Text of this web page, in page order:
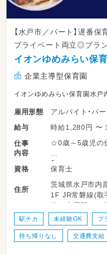
【水戸市／パート】遅番
プライベート両立◎ブラ
イオンゆめみらい保
企業主導型保育園
イオンゆめみらい保育園水戸
雇用形態
アルバイト・パー
給与
時給1,280円 〜
仕事
内容
☆0歳～5歳児の
「イオンゆめみ
定員：19名
対象年齢：0歳児
・乳幼児の保育
・簡単な保育書
・製作、行事の
資格 保育士
住所
茨城県水戸市内
1F JR常磐線(取手～いわき) 内原駅 JR常磐
線 内原駅より
より2㎞
駅チカ 未経験OK ブ
持ち帰りなし 交通費支給